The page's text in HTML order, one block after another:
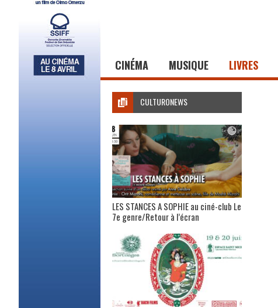
CINÉMA MUSIQUE LIVRES
CULTURONEWS
LES STANCES A SOPHIE au ciné-club Le
7e genre/Retour à l’écran